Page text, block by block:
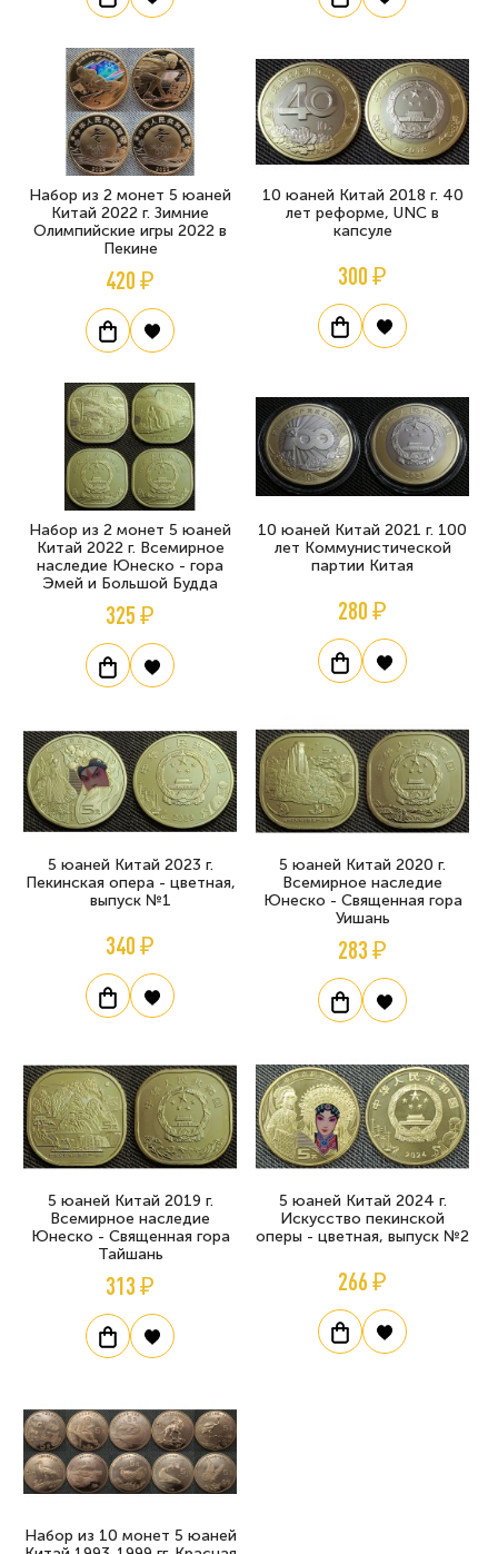
Набор из 2 монет 5 юаней
Китай 2022 г. Зимние
Олимпийские игры 2022 в
Пекине
420 ₽
10 юаней Китай 2018 г. 40
лет реформе, UNC в
капсуле
300 ₽
Набор из 2 монет 5 юаней
Китай 2022 г. Всемирное
наследие Юнеско - гора
Эмей и Большой Будда
325 ₽
10 юаней Китай 2021 г. 100
лет Коммунистической
партии Китая
280 ₽
5 юаней Китай 2023 г.
Пекинская опера - цветная,
выпуск №1
340 ₽
5 юаней Китай 2020 г.
Всемирное наследие
Юнеско - Священная гора
Уишань
283 ₽
5 юаней Китай 2019 г.
Всемирное наследие
Юнеско - Священная гора
Тайшань
313 ₽
5 юаней Китай 2024 г.
Искусство пекинской
оперы - цветная, выпуск №2
266 ₽
Набор из 10 монет 5 юаней